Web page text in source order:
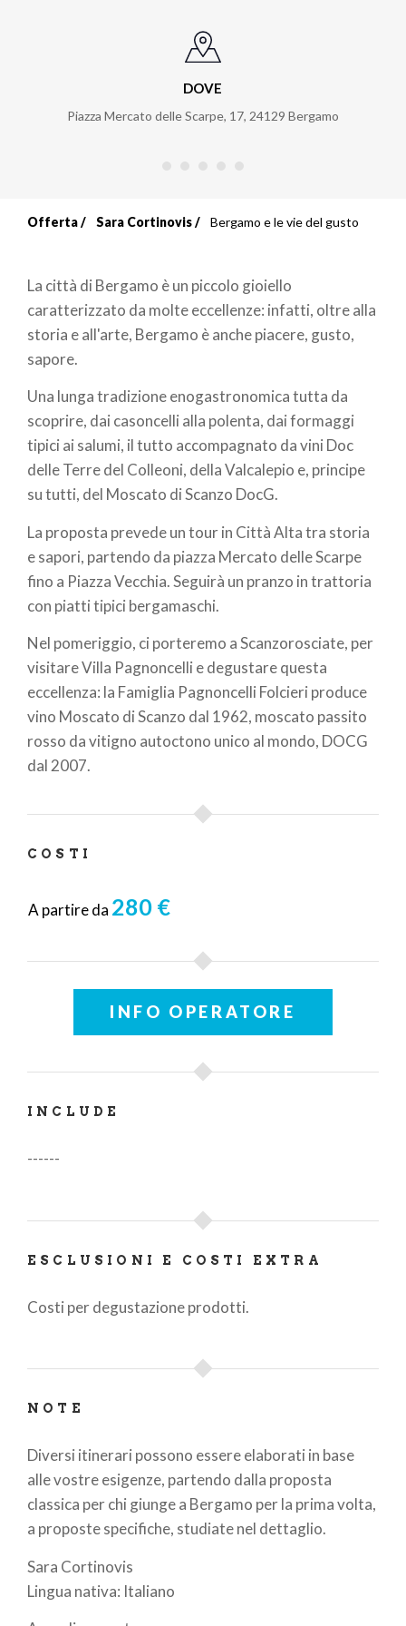
DOVE
Piazza Mercato delle Scarpe, 17, 24129 Bergamo
di
pane
Offerta Sara Cortinovis Bergamo e le vie del gusto
La città di Bergamo è un piccolo gioiello
caratterizzato da molte eccellenze: infatti, oltre alla
storia e all'arte, Bergamo è anche piacere, gusto,
sapore.
Una lunga tradizione enogastronomica tutta da
scoprire, dai casoncelli alla polenta, dai formaggi
tipici ai salumi, il tutto accompagnato da vini Doc
delle Terre del Colleoni, della Valcalepio e, principe
su tutti, del Moscato di Scanzo DocG.
La proposta prevede un tour in Città Alta tra storia
e sapori, partendo da piazza Mercato delle Scarpe
fino a Piazza Vecchia. Seguirà un pranzo in trattoria
con piatti tipici bergamaschi.
Nel pomeriggio, ci porteremo a Scanzorosciate, per
visitare Villa Pagnoncelli e degustare questa
eccellenza: la Famiglia Pagnoncelli Folcieri produce
vino Moscato di Scanzo dal 1962, moscato passito
rosso da vitigno autoctono unico al mondo, DOCG
dal 2007.
COSTI
A partire da 280 €
INFO OPERATORE
INCLUDE
------
ESCLUSIONI E COSTI EXTRA
Costi per degustazione prodotti.
NOTE
Diversi itinerari possono essere elaborati in base
alle vostre esigenze, partendo dalla proposta
classica per chi giunge a Bergamo per la prima volta,
a proposte specifiche, studiate nel dettaglio.
Sara Cortinovis
Lingua nativa: Italiano